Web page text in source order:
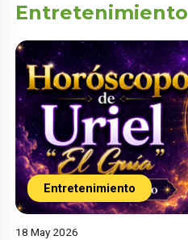
Entretenimiento
Entretenimiento
18 May 2026